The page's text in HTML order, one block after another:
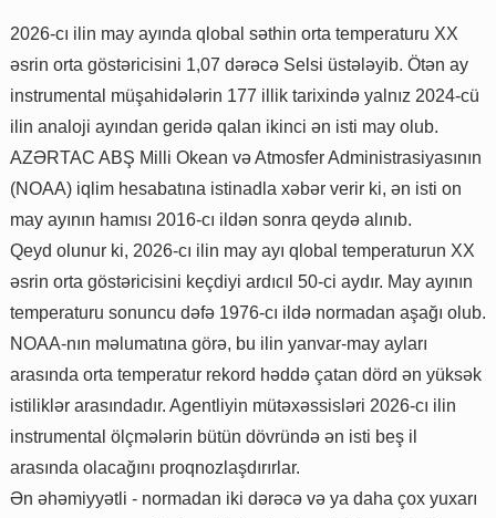
2026-cı ilin may ayında qlobal səthin orta temperaturu XX
əsrin orta göstəricisini 1,07 dərəcə Selsi üstələyib. Ötən ay
instrumental müşahidələrin 177 illik tarixində yalnız 2024-cü
ilin analoji ayından geridə qalan ikinci ən isti may olub.
AZƏRTAC ABŞ Milli Okean və Atmosfer Administrasiyasının
(NOAA) iqlim hesabatına istinadla xəbər verir ki, ən isti on
may ayının hamısı 2016-cı ildən sonra qeydə alınıb.
Qeyd olunur ki, 2026-cı ilin may ayı qlobal temperaturun XX
əsrin orta göstəricisini keçdiyi ardıcıl 50-ci aydır. May ayının
temperaturu sonuncu dəfə 1976-cı ildə normadan aşağı olub.
NOAA-nın məlumatına görə, bu ilin yanvar-may ayları
arasında orta temperatur rekord həddə çatan dörd ən yüksək
istiliklər arasındadır. Agentliyin mütəxəssisləri 2026-cı ilin
instrumental ölçmələrin bütün dövründə ən isti beş il
arasında olacağını proqnozlaşdırırlar.
Ən əhəmiyyətli - normadan iki dərəcə və ya daha çox yuxarı